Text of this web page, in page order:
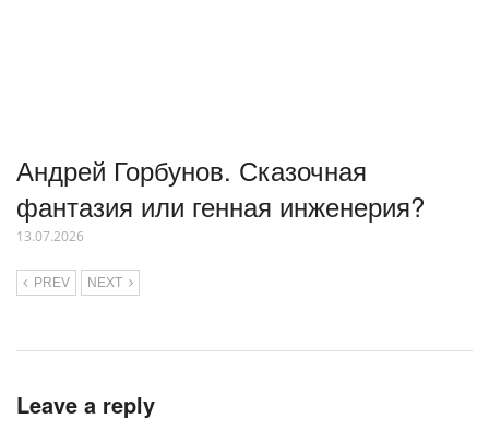
Андрей Горбунов. Сказочная
фантазия или генная инженерия?
13.07.2026
PREV NEXT
Leave a reply